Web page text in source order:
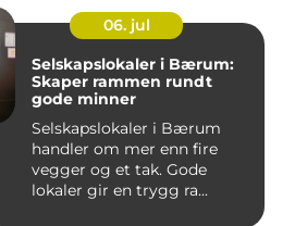
06. jul
Selskapslokaler i Bærum:
Skaper rammen rundt
gode minner
Selskapslokaler i Bærum
handler om mer enn fire
vegger og et tak. Gode
lokaler gir en trygg ra...